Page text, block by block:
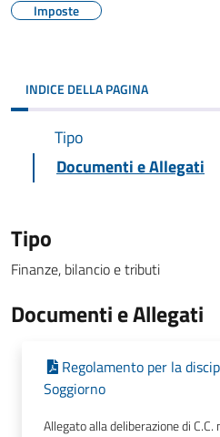
Imposte
INDICE DELLA PAGINA
Tipo
Documenti e Allegati
Tipo
Finanze, bilancio e tributi
Documenti e Allegati
Regolamento per la
Soggiorno
Allegato alla deliberazione di